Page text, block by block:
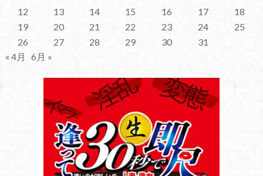
12
13 14 15 16 17
18
19
20 21 22 23 24
25
26
27 28 29 30
31
« 4月
6月 »